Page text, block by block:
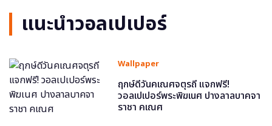
แนะนำวอลเปเปอร์
Wallpaper
ฤกษ์ดีวันคเณศจตุรถี แจกฟรี!
วอลเปเปอร์พระพิฆเนศ ปางลาลบาคจา
ราชา คเณศ